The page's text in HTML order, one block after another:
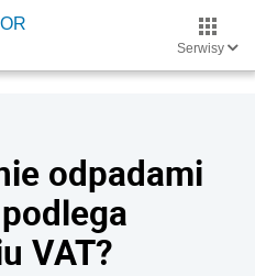
Serwisy
odpadami
VAT?